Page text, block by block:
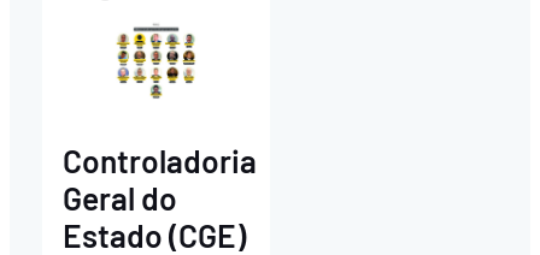
Controladoria
Geral do
Estado (CGE)